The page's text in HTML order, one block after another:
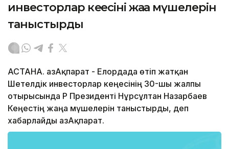
инвесторлар кеңесінің жаңа мүшелерін
таныстырды
АСТАНА. ҚазАқпарат - Елордада өтіп жатқан
Шетелдік инвесторлар кеңесінің 30-шы жалпы
отырысында ҚР Президенті Нұрсұлтан Назарбаев
Кеңестің жаңа мүшелерін таныстырды, деп
хабарлайды ҚазАқпарат.